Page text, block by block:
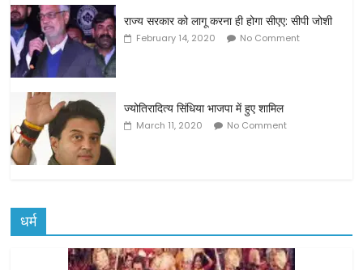
राज्य सरकार को लागू करना ही होगा सीएए: सीपी जोशी
February 14, 2020 No Comment
ज्योतिरादित्य सिंधिया भाजपा में हुए शामिल
March 11, 2020 No Comment
धर्म